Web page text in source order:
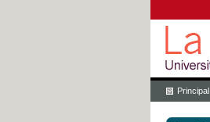
Principal